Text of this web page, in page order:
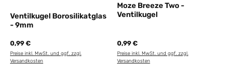
Ventilkugel Borosilikatglas
- 9mm
0,99 €
Preise inkl. MwSt. und ggf. zzgl.
Versandkosten
Moze Breeze Two -
Ventilkugel
0,99 €
Preise inkl. MwSt. und ggf. zzgl.
Versandkosten